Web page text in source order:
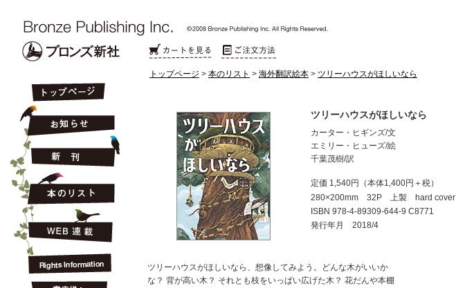
トップページ > 本のリスト > 海外翻訳絵本 > ツリーハウスがほしいなら
ツリーハウスがほしいなら
カーター・ヒギンズ/文
エミリー・ヒューズ/絵
千葉茂樹/訳
定価 1,540円
（本体1,400円＋税）
280×200mm 32P 上製 hard cover
ISBN 978-4-89309-644-9 C8771
発行年月 2018/4
ツリーハウスがほしいなら、想像してみよう。どんな木がいいか
な？ 背が高い木？ それとも枝をいっぱい広げた木？ 花だんや本棚